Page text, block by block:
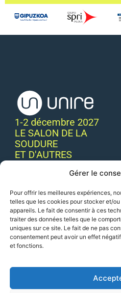
Gérer le
Pour offrir les meilleures expériences,
telles que les cookies pour stocker et/
appareils. Le fait de consentir à ces
traiter des données telles que le
uniques sur ce site. Le fait de ne pas
consentement peut avoir un effet
et fonctions.
1-2 décembre 2027
LE SALON DE LA
SOUDURE
ET D'AUTRES
77 88
EMAIL:
info@ficobaunire.org
HORAIRES : Mercredi :
9h30 – 18h00 / Jeudi :